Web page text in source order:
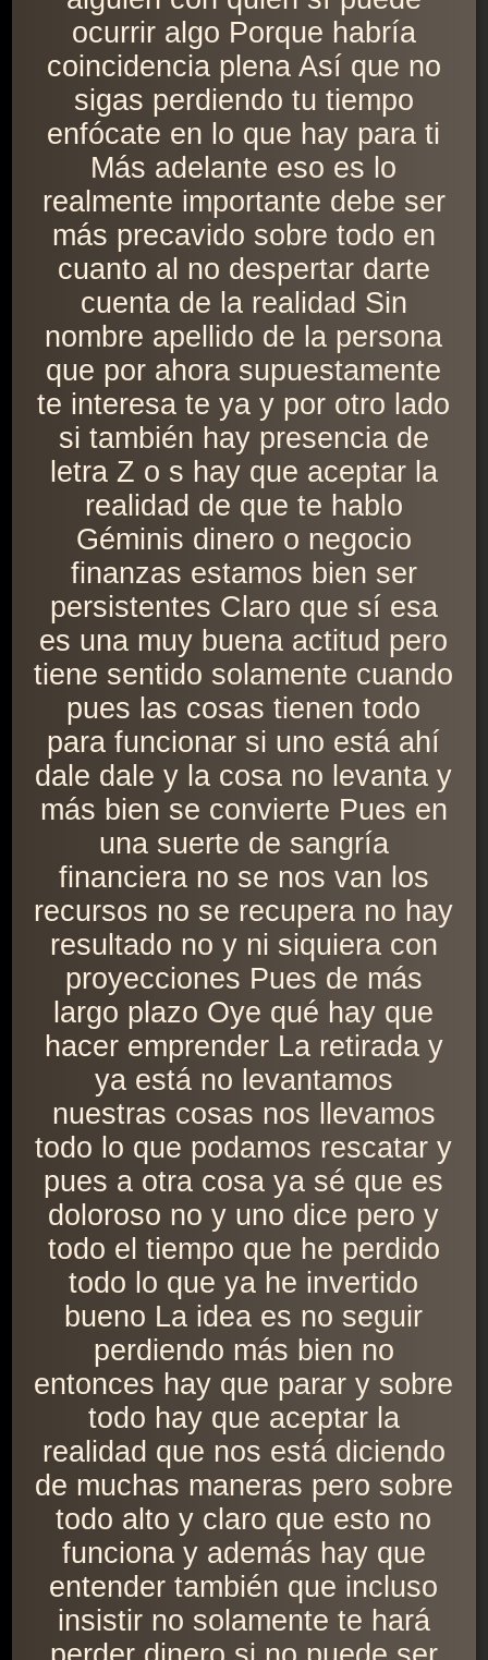
ocurrir algo Porque habría
coincidencia plena Así que no
sigas perdiendo tu tiempo
enfócate en lo que hay para ti
Más adelante eso es lo
realmente importante debe ser
más precavido sobre todo en
cuanto al no despertar darte
cuenta de la realidad Sin
nombre apellido de la persona
que por ahora supuestamente
te interesa te ya y por otro lado
si también hay presencia de
letra Z o s hay que aceptar la
realidad de que te hablo
Géminis dinero o negocio
finanzas estamos bien ser
persistentes Claro que sí esa
es una muy buena actitud pero
tiene sentido solamente cuando
pues las cosas tienen todo
para funcionar si uno está ahí
dale dale y la cosa no levanta y
más bien se convierte Pues en
una suerte de sangría
financiera no se nos van los
recursos no se recupera no hay
resultado no y ni siquiera con
proyecciones Pues de más
largo plazo Oye qué hay que
hacer emprender La retirada y
ya está no levantamos
nuestras cosas nos llevamos
todo lo que podamos rescatar y
pues a otra cosa ya sé que es
doloroso no y uno dice pero y
todo el tiempo que he perdido
todo lo que ya he invertido
bueno La idea es no seguir
perdiendo más bien no
entonces hay que parar y sobre
todo hay que aceptar la
realidad que nos está diciendo
de muchas maneras pero sobre
todo alto y claro que esto no
funciona y además hay que
entender también que incluso
insistir no solamente te hará